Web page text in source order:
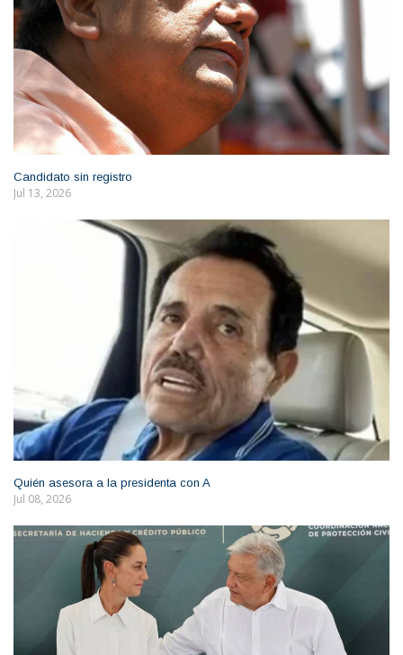
Candidato sin registro
Jul 13, 2026
Quién asesora a la presidenta con A
Jul 08, 2026